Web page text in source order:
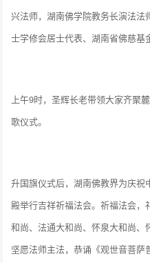
兴法师，湖南佛学院教务长演法
士学修会居士代表、湖南省佛慈基
上午9时，圣辉长老带领大家齐聚
歌仪式。
升国旗仪式后，湖南佛教界为庆
殿举行吉祥祈福法会。祈福法会
和尚、法通大和尚、怀泉大和尚、
坚愿法师主法，恭诵《观世音菩